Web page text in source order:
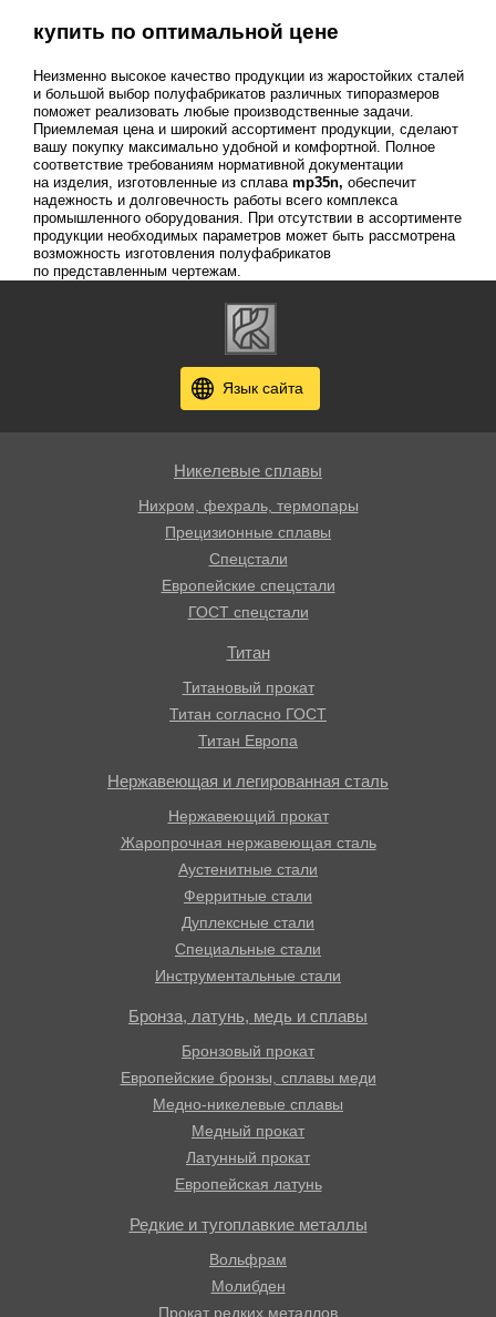
купить по оптимальной цене
Неизменно высокое качество продукции из жаростойких сталей
и большой выбор полуфабрикатов различных типоразмеров
поможет реализовать любые производственные задачи.
Приемлемая цена и широкий ассортимент продукции, сделают
вашу покупку максимально удобной и комфортной. Полное
соответствие требованиям нормативной документации
на изделия, изготовленные из сплава mp35n, обеспечит
надежность и долговечность работы всего комплекса
промышленного оборудования. При отсутствии в ассортименте
продукции необходимых параметров может быть рассмотрена
возможность изготовления полуфабрикатов
по представленным чертежам.
Язык сайта
Никелевые сплавы
Нихром, фехраль, термопары
Прецизионные сплавы
Спецстали
Европейские спецстали
ГОСТ спецстали
Титан
Титановый прокат
Титан согласно ГОСТ
Титан Европа
Нержавеющая и легированная сталь
Нержавеющий прокат
Жаропрочная нержавеющая сталь
Аустенитные стали
Ферритные стали
Дуплексные стали
Специальные стали
Инструментальные стали
Бронза, латунь, медь и сплавы
Бронзовый прокат
Европейские бронзы, сплавы меди
Медно-никелевые сплавы
Медный прокат
Латунный прокат
Европейская латунь
Редкие и тугоплавкие металлы
Вольфрам
Молибден
Прокат редких металлов